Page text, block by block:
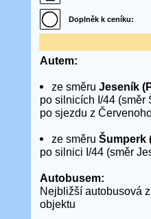
Doplněk k ceníku:
Autem:
ze směru Jeseník
po silnicích I/44 (směr
po sjezdu z
ze směru Šumperk
po silnici I/44 (směr
Autobusem:
Nejbližší autobusová
objektu